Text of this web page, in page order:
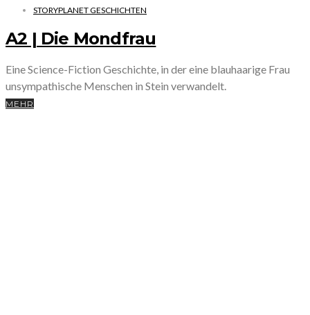
STORYPLANET GESCHICHTEN
A2 | Die Mondfrau
Eine Science-Fiction Geschichte, in der eine blauhaarige Frau
unsympathische Menschen in Stein verwandelt.
MEHR